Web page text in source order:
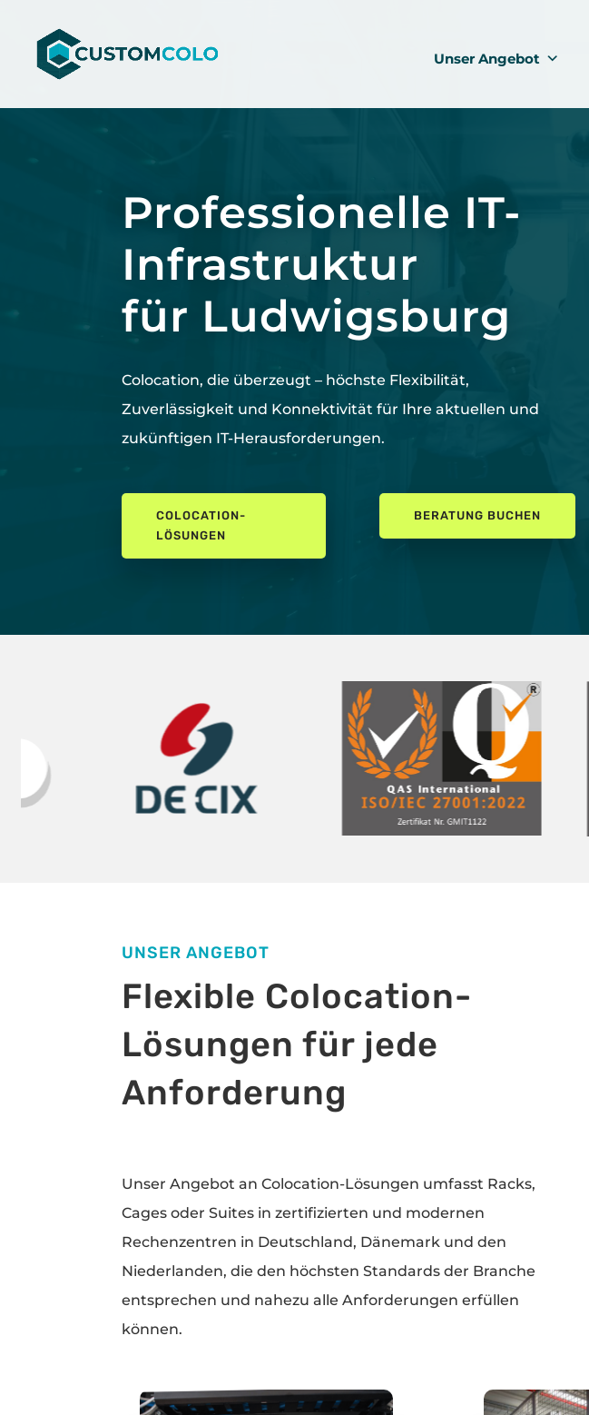
Unser Angebot
Player
Professionelle IT-
Infrastruktur
für Ludwigsburg
Colocation, die überzeugt – höchste Flexibilität,
Zuverlässigkeit und Konnektivität für Ihre aktuellen und
zukünftigen IT-Herausforderungen.
COLOCATION-
LÖSUNGEN
BERATUNG BUCHEN
UNSER ANGEBOT
Flexible Colocation-
Lösungen für jede
Anforderung
Unser Angebot an Colocation-Lösungen umfasst Racks,
Cages oder Suites in zertifizierten und modernen
Rechenzentren in Deutschland, Dänemark und den
Niederlanden, die den höchsten Standards der Branche
entsprechen und nahezu alle Anforderungen erfüllen
können.